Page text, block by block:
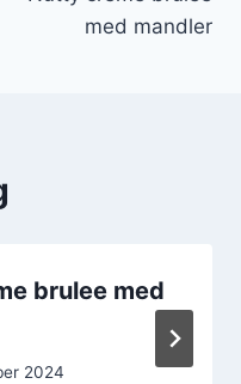
med mandler
brulee med
2024